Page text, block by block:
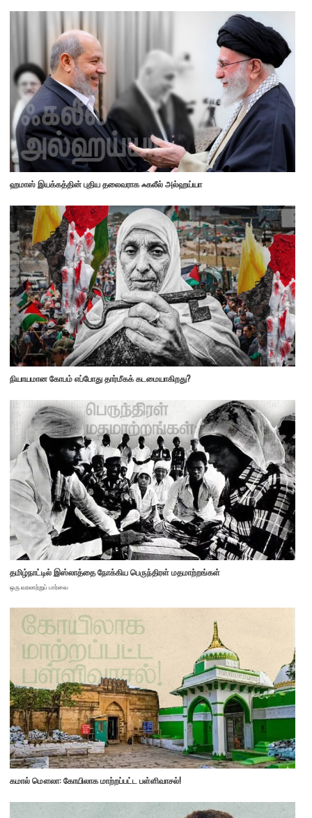
ஹமாஸ் இயக்கத்தின் புதிய தலைவராக ஃகலீல் அல்ஹய்யா
நியாயமான கோபம் எப்போது தார்மீகக் கடமையாகிறது?
தமிழ்நாட்டில் இஸ்லாத்தை நோக்கிய பெருந்திரள் மதமாற்றங்கள்
ஒரு வரலாற்றுப் பார்வை
கமால் மௌலா: கோயிலாக மாற்றப்பட்ட பள்ளிவாசல்!